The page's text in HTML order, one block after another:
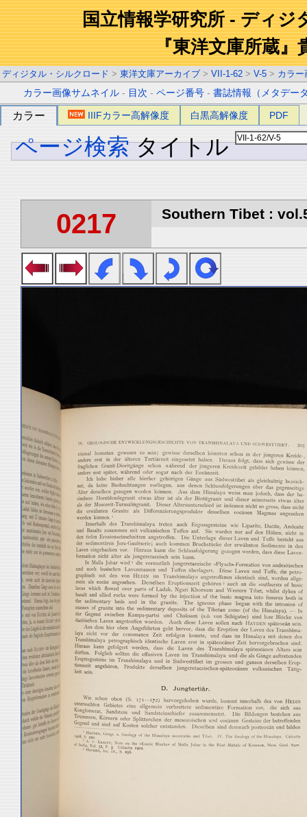
国立情報学研究所 - ディジ
『東洋文庫所蔵』
ディジタル・シルクロード > 東洋文庫アーカイブ > VII-1-62 > V-5 > カラー
カラー画像サムネイル - 目次 -ページ番号 -書誌情報（メタデー
カラー IIIFカラー高解像度 白黒高解像度 PDF
ページ検索 タイトル
0217 Southern Tibet :